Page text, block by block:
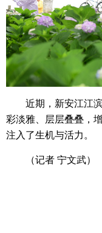
近期，新安江江
彩淡雅、层层叠叠，
注入了生机与活力。
（记者 宁文武）